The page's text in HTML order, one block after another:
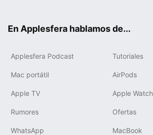
En Applesfera hablamos de...
Applesfera Podcast Tutoriales
Mac portátil AirPods
Apple TV Apple Watch
Rumores Ofertas
WhatsApp MacBook